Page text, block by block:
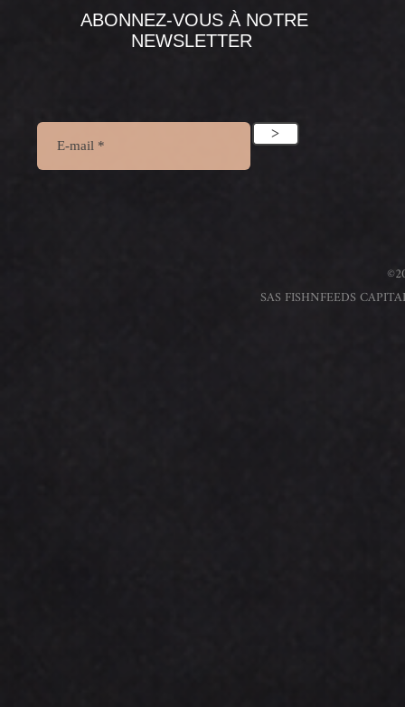
ABONNEZ-VOUS À NOTRE
NEWSLETTER
>
SAS FISHNFEEDS